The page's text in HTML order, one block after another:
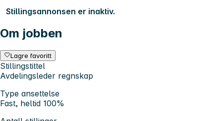
Stillingsannonsen er inaktiv.
Om jobben
Lagre favoritt
Stillingstittel
Avdelingsleder regnskap
Type ansettelse
Fast, heltid 100%